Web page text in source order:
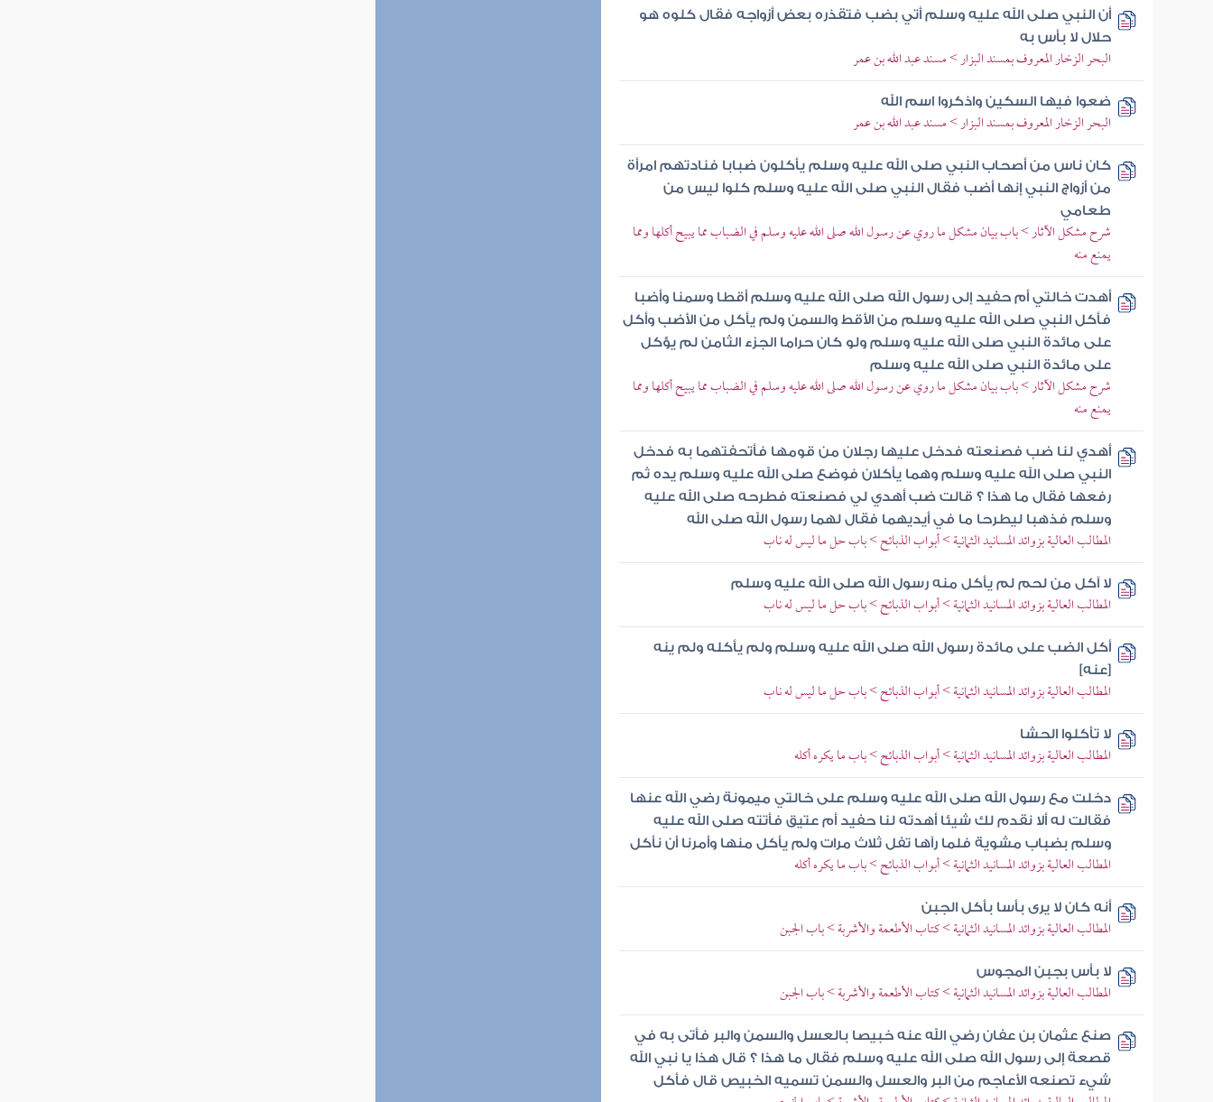
أن النبي صلى الله عليه وسلم أتي بضب فتقذره بعض أزواجه فقال كلوه هو
حلال لا بأس به
البحر الزخار المعروف بمسند البزار > مسند عبد الله بن عمر
ضعوا فيها السكين واذكروا اسم الله
البحر الزخار المعروف بمسند البزار > مسند عبد الله بن عمر
كان ناس من أصحاب النبي صلى الله عليه وسلم يأكلون ضبابا فنادتهم امرأة
من أزواج النبي إنها أضب فقال النبي صلى الله عليه وسلم كلوا ليس من
طعامي
شرح مشكل الآثار > باب بيان مشكل ما روي عن رسول الله صلى الله عليه وسلم في الضباب مما يبيح أكلها ومما
يمنع منه
أهدت خالتي أم حفيد إلى رسول الله صلى الله عليه وسلم أقطا وسمنا وأضبا
فأكل النبي صلى الله عليه وسلم من الأقط والسمن ولم يأكل من الأضب وأكل
على مائدة النبي صلى الله عليه وسلم ولو كان حراما الجزء الثامن لم يؤكل
على مائدة النبي صلى الله عليه وسلم
شرح مشكل الآثار > باب بيان مشكل ما روي عن رسول الله صلى الله عليه وسلم في الضباب مما يبيح أكلها ومما
يمنع منه
أهدي لنا ضب فصنعته فدخل عليها رجلان من قومها فأتحفتهما به فدخل
النبي صلى الله عليه وسلم وهما يأكلان فوضع صلى الله عليه وسلم يده ثم
رفعها فقال ما هذا ؟ قالت ضب أهدي لي فصنعته فطرحه صلى الله عليه
وسلم فذهبا ليطرحا ما في أيديهما فقال لهما رسول الله صلى الله
المطالب العالية بزوائد المسانيد الثمانية > أبواب الذبائح > باب حل ما ليس له ناب
لا آكل من لحم لم يأكل منه رسول الله صلى الله عليه وسلم
المطالب العالية بزوائد المسانيد الثمانية > أبواب الذبائح > باب حل ما ليس له ناب
أكل الضب على مائدة رسول الله صلى الله عليه وسلم ولم يأكله ولم ينه
[عنه]
المطالب العالية بزوائد المسانيد الثمانية > أبواب الذبائح > باب حل ما ليس له ناب
لا تأكلوا الحشا
المطالب العالية بزوائد المسانيد الثمانية > أبواب الذبائح > باب ما يكره أكله
دخلت مع رسول الله صلى الله عليه وسلم على خالتي ميمونة رضي الله عنها
فقالت له ألا نقدم لك شيئا أهدته لنا حفيد أم عتيق فأتته صلى الله عليه
وسلم بضباب مشوية فلما رآها تفل ثلاث مرات ولم يأكل منها وأمرنا أن نأكل
المطالب العالية بزوائد المسانيد الثمانية > أبواب الذبائح > باب ما يكره أكله
أنه كان لا يرى بأسا بأكل الجبن
المطالب العالية بزوائد المسانيد الثمانية > كتاب الأطعمة والأشربة > باب الجبن
لا بأس بجبن المجوس
المطالب العالية بزوائد المسانيد الثمانية > كتاب الأطعمة والأشربة > باب الجبن
صنع عثمان بن عفان رضي الله عنه خبيصا بالعسل والسمن والبر فأتى به في
قصعة إلى رسول الله صلى الله عليه وسلم فقال ما هذا ؟ قال هذا يا نبي الله
شيء تصنعه الأعاجم من البر والعسل والسمن تسميه الخبيص قال فأكل